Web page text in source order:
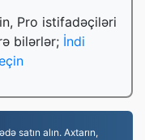
Pro istifadəçiləri
bilərlər; İndi
satın alın. Axtarın,